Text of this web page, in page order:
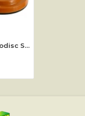
Suport pad monodisc Sprintus EEM 13 R